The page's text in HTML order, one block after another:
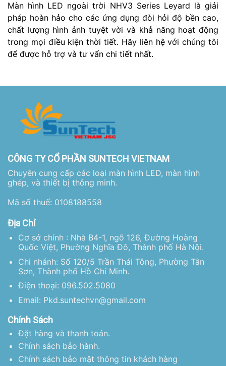
Màn hình LED ngoài trời NHV3 Series Leyard là giải
pháp hoàn hảo cho các ứng dụng đòi hỏi độ bền cao,
chất lượng hình ảnh tuyệt vời và khả năng hoạt động
trong mọi điều kiện thời tiết. Hãy liên hệ với chúng tôi
để được hỗ trợ và tư vấn chi tiết nhất.
CÔNG TY CỔ PHẦN SUNTECH VIETNAM
Chuyên cung cấp các loại màn hình LED, màn hình
ghép, và thiết bị thông minh.
Mã số thuế: 0108188558
Địa Chỉ
Cơ sở chính : Nhà B4-1, ngõ 126, Đường Hoàng
Quốc Việt, Phường Nghĩa Đô, Thành phố Hà Nội.
Chi nhánh: Số 120/5 Trần Thái Tông, Phường Tân
Sơn, Thành phố Hồ Chí Minh.
Điện thoại: 096.502.5080
Email: Pkd.suntechvn@gmail.com
Chính Sách
Đặt hàng và thanh toán.
Chính sách bảo hành.
Chính sách bảo mật thông tin khách hàng